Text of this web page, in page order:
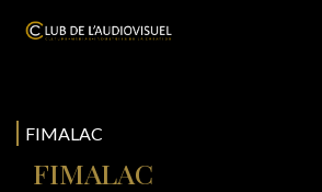
FIMALAC
FIMALAC